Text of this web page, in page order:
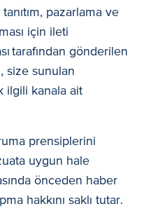
pazarlama ve
için ileti
tarafından gönderilen
size sunulan
ilgili kanala ait
prensiplerini
uygun hale
önceden haber
hakkını saklı tutar.